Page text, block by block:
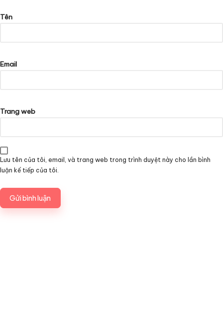
Tên
Email
Trang web
Lưu tên của tôi, email, và trang web trong trình duyệt này cho lần bình
luận kế tiếp của tôi.